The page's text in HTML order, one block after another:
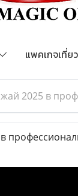
แพคเกจเที่ย
2025 в